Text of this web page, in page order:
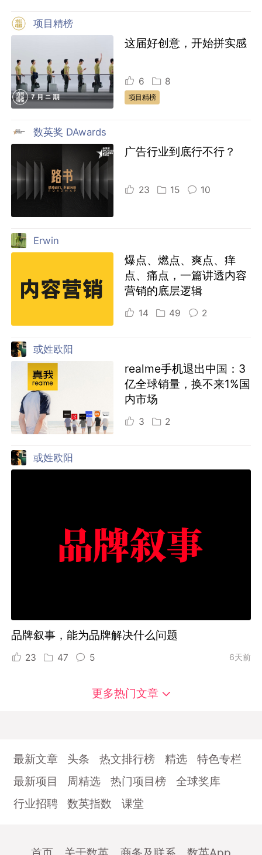
项目精榜
这届好创意，开始拼实感
6 8
项目精榜
数英奖 DAwards
广告行业到底行不行？
23 15 10
Erwin
爆点、燃点、爽点、痒
点、痛点，一篇讲透内容
营销的底层逻辑
14 49 2
或姓欧阳
realme手机退出中国：3
亿全球销量，换不来1%国
内市场
3 2
或姓欧阳
品牌叙事，能为品牌解决什么问题
23 47 5 6天前
更多热门文章
最新文章 头条 热文排行榜 精选
特色专栏
最新项目
周精选 热门项目榜
全球奖库
行业招聘
数英指数 课堂